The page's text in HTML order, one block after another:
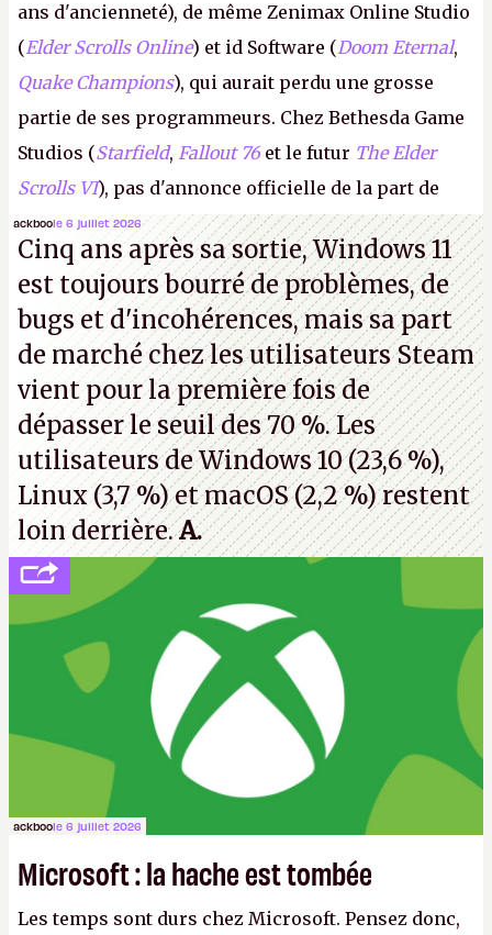
ans d'ancienneté), de même Zenimax Online Studio
(Elder Scrolls Online) et id Software (Doom Eternal,
Quake Champions), qui aurait perdu une grosse
partie de ses programmeurs. Chez Bethesda Game
Studios (Starfield, Fallout 76 et le futur The Elder
Scrolls VI), pas d'annonce officielle de la part de
Microsoft, mais le syndicat des employés confirme
de nombreux licenciements.A.
ackboole 6 juillet 2026
Cinq ans après sa sortie, Windows 11
est toujours bourré de problèmes, de
bugs et d'incohérences, mais sa part
de marché chez les utilisateurs Steam
vient pour la première fois de
dépasser le seuil des 70 %. Les
utilisateurs de Windows 10 (23,6 %),
Linux (3,7 %) et macOS (2,2 %) restent
loin derrière.A.
ackboole 6 juillet 2026
Microsoft : la hache est tombée
Les temps sont durs chez Microsoft. Pensez donc,